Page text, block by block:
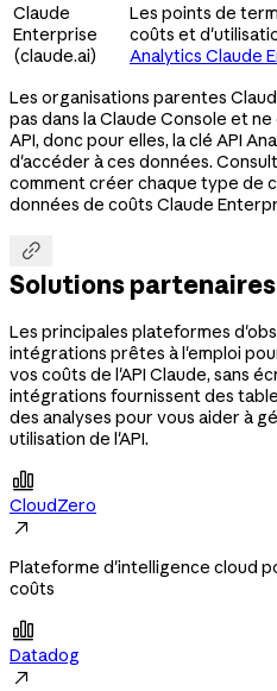
Claude
Enterprise
(claude.ai)
Les points de
coûts et
Analytics Claude
Les organisations parentes
pas dans la Claude Console et
API, donc pour elles, la clé API
d'accéder à ces données.
comment créer chaque type de
données de coûts Claude

Solutions partenaires
Les principales plateformes
intégrations prêtes à l'emploi
vos coûts de l'API Claude, sans
intégrations fournissent des
des analyses pour vous aider à
utilisation de l'API.

CloudZero

Plateforme d'intelligence cloud
coûts

Datadog
